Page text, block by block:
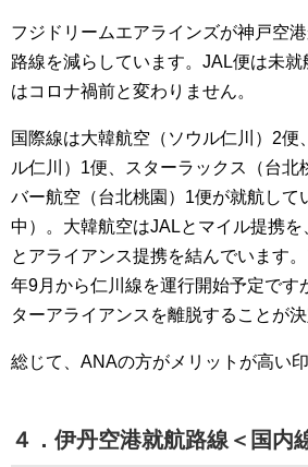
フジドリームエアラインズが神戸空港
路線を減らしています。JAL便は未
はコロナ禍前と変わりません。
国際線は大韓航空（ソウル仁川）2便
ル仁川）1便、スターラックス（台北
バー航空（台北桃園）1便が就航して
中）。大韓航空はJALとマイル提携
とアライアンス提携を結んでいます
年9月から仁川線を運行開始予定です
ターアライアンスを離脱することが決
総じて、ANAの方がメリットが高い印
４．伊丹空港就航路線＜国内